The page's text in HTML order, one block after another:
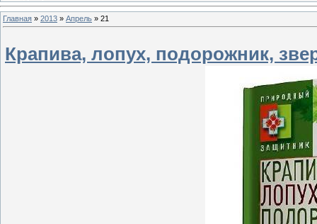
Главная » 2013 » Апрель » 21
Крапива, лопух, подорожник,